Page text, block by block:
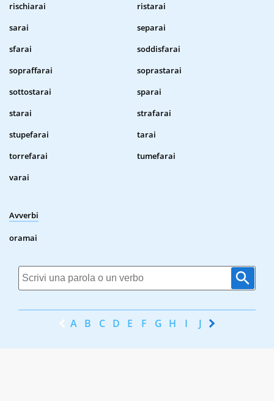
rischiarai
ristarai
sarai
separai
sfarai
soddisfarai
sopraffarai
soprastarai
sottostarai
sparai
starai
strafarai
stupefarai
tarai
torrefarai
tumefarai
varai
Avverbi
oramai
A B C D E F G H I J K